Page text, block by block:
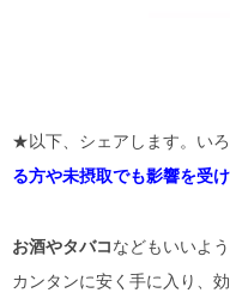
★以下、シェアします。いろ
る方や未摂取でも影響を受
お酒やタバコなどもいいよう
カンタンに安く手に入り、